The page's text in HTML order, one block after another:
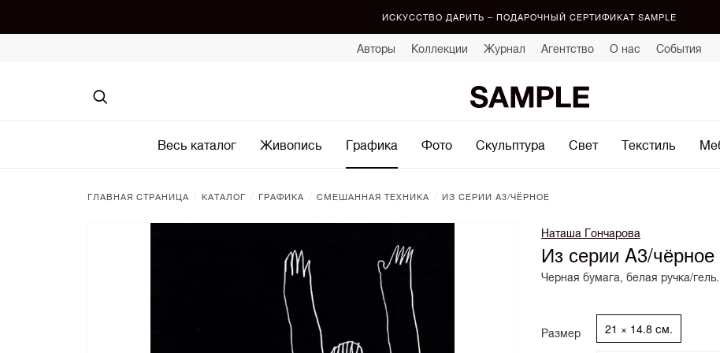
ИСКУССТВО ДАРИТЬ – ПОДАРОЧНЫЙ СЕРТИФИКАТ SAMPLE
Авторы Коллекции Журнал Агентство О нас События
Весь каталог Живопись Графика Фото Скульптура Свет Текстиль
ГЛАВНАЯ СТРАНИЦА КАТАЛОГ ГРАФИКА СМЕШАННАЯ ТЕХНИКА ИЗ СЕРИИ A3/ЧЁРНОЕ
Наташа Гончарова
Из серии A3/чёрное
Черная бумага, белая ручка/
Размер 21 × 14.8 см.